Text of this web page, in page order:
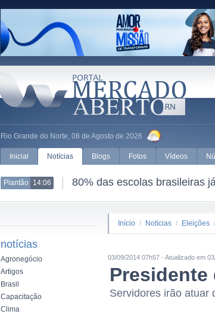
Rio Grande do Norte, 08 de Agosto de 2026
Inicial Notícias Blogs Fotos Vídeos
Plantão 14:06 80% das escolas brasileiras
notícias
Agronegócio
Artigos
Brasil
Capacitação
Clima
Início / Notícias / Eleições /
03/09/2014 07h57 - Atualizado em
Presidente
Servidores irão atuar